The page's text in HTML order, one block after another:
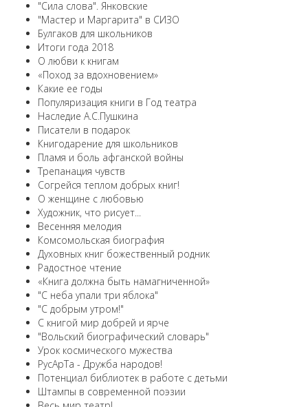
"Сила слова". Янковские
"Мастер и Маргарита" в СИЗО
Булгаков для школьников
Итоги года 2018
О любви к книгам
«Поход за вдохновением»
Какие ее годы
Популяризация книги в Год театра
Наследие А.С.Пушкина
Писатели в подарок
Книгодарение для школьников
Пламя и боль афганской войны
Трепанация чувств
Согрейся теплом добрых книг!
О женщине с любовью
Художник, что рисует...
Весенняя мелодия
Комсомольская биография
Духовных книг божественный родник
Радостное чтение
«Книга должна быть намагниченной»
"С неба упали три яблока"
"С добрым утром!"
С книгой мир добрей и ярче
"Вольский биографический словарь"
Урок космического мужества
РусАрТа - Дружба народов!
Потенциал библиотек в работе с детьми
Штампы в современной поэзии